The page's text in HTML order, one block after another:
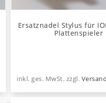
Ersatznadel Stylus für
Plattenspieler
inkl. ges. MwSt. zzgl.